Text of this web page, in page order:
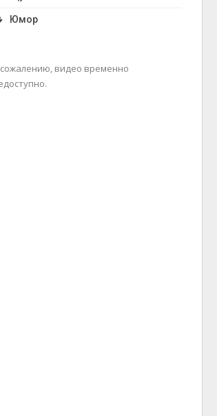
Юмор
видео временно